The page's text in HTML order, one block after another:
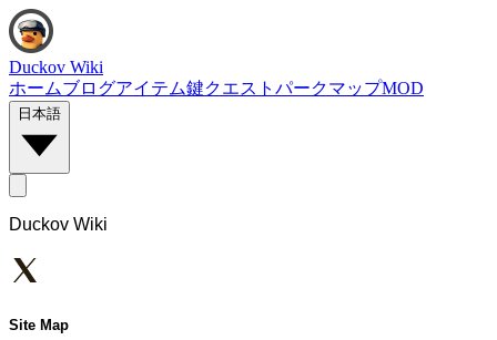
Duckov Wiki
ホームブログアイテム鍵クエスト パークマップMOD
日本語
Duckov Wiki
Site Map